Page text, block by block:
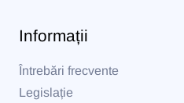
Informații
Întrebări frecvente
Legislație